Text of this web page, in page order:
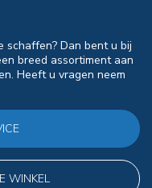
schaffen? Dan bent u bij
breed assortiment aan
Heeft u vragen neem
WINKEL